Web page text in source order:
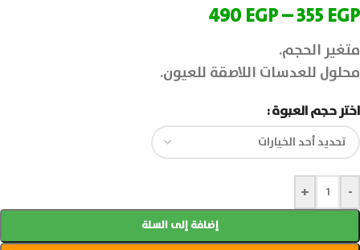
355EGP
–
490EGP
متغير الحجم.
محلول للعدسات اللاصقة للعيون.
اختر حجم العبوة
-
+
إضافة إلى السلة